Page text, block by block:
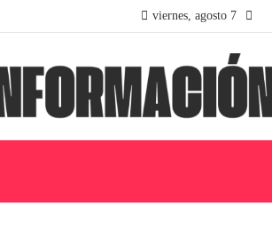
viernes, agosto 7